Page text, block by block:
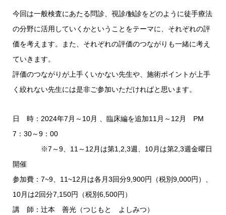
今回は一般検査にあたる問診、視診/触診をどのように徒手療法
の分野に活用していくかということをテーマに、それぞれの評
価を考えます。また、それぞれの評価のつながりも一緒に考え
ていきます。
評価のつながりが上手くいかない先生や、施術ポイントが上手
く絞れない先生には是非ご参加いただければと思います。
日 時：2024年7月～10月 、臨床編を追加11月～12月 PM
7：30～9：00
※7～9、11～12月は第1,2,3週、10月は第2,3週金曜日
開催
参加費：7~9、11~12月は各月3回分9,900円（税別9,000円）、
10月は2回分7,150円（税別6,500円）
講 師：辻本 善光（つじもと よしみつ）